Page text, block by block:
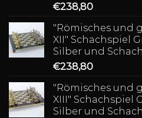
€238,80
"Römisches und
XII" Schachspiel
Silber und
€238,80
"Römisches und
XIII" Schachspiel
Silber und